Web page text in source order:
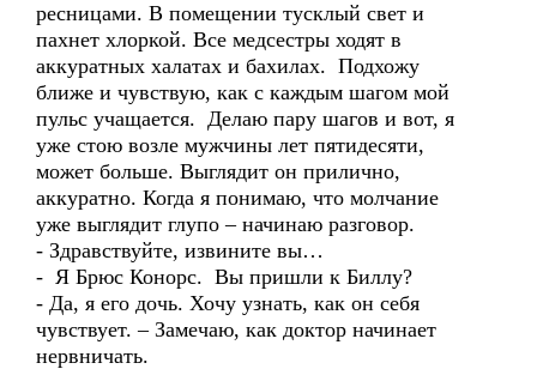
ресницами. В помещении тусклый свет и
пахнет хлоркой. Все медсестры ходят в
аккуратных халатах и бахилах. Подхожу
ближе и чувствую, как с каждым шагом мой
пульс учащается. Делаю пару шагов и вот, я
уже стою возле мужчины лет пятидесяти,
может больше. Выглядит он прилично,
аккуратно. Когда я понимаю, что молчание
уже выглядит глупо – начинаю разговор.
- Здравствуйте, извините вы…
- Я Брюс Конорс. Вы пришли к Биллу?
- Да, я его дочь. Хочу узнать, как он себя
чувствует. – Замечаю, как доктор начинает
нервничать.